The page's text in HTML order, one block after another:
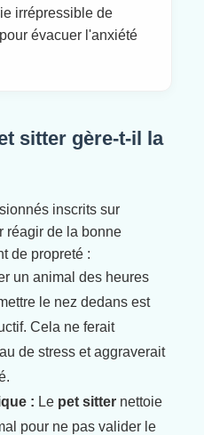
irrépressible de
évacuer l'anxiété
sitter gère-t-il la
inscrits sur
réagir de la bonne
de propreté :
un animal des heures
le nez dedans est
Cela ne ferait
de stress et aggraverait
: Le pet sitter nettoie
pour ne pas valider le